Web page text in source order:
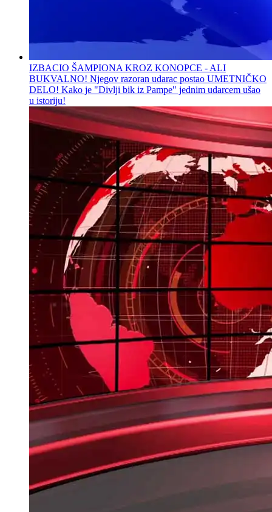
IZBACIO ŠAMPIONA KROZ KONOPCE - ALI
BUKVALNO! Njegov razoran udarac postao UMETNIČKO
DELO! Kako je "Divlji bik iz Pampe" jednim udarcem ušao
u istoriju!